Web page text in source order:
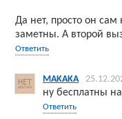
Да нет, просто он
заметны. А второй
Ответить
MAKAKA
ну бесплатны
Ответить